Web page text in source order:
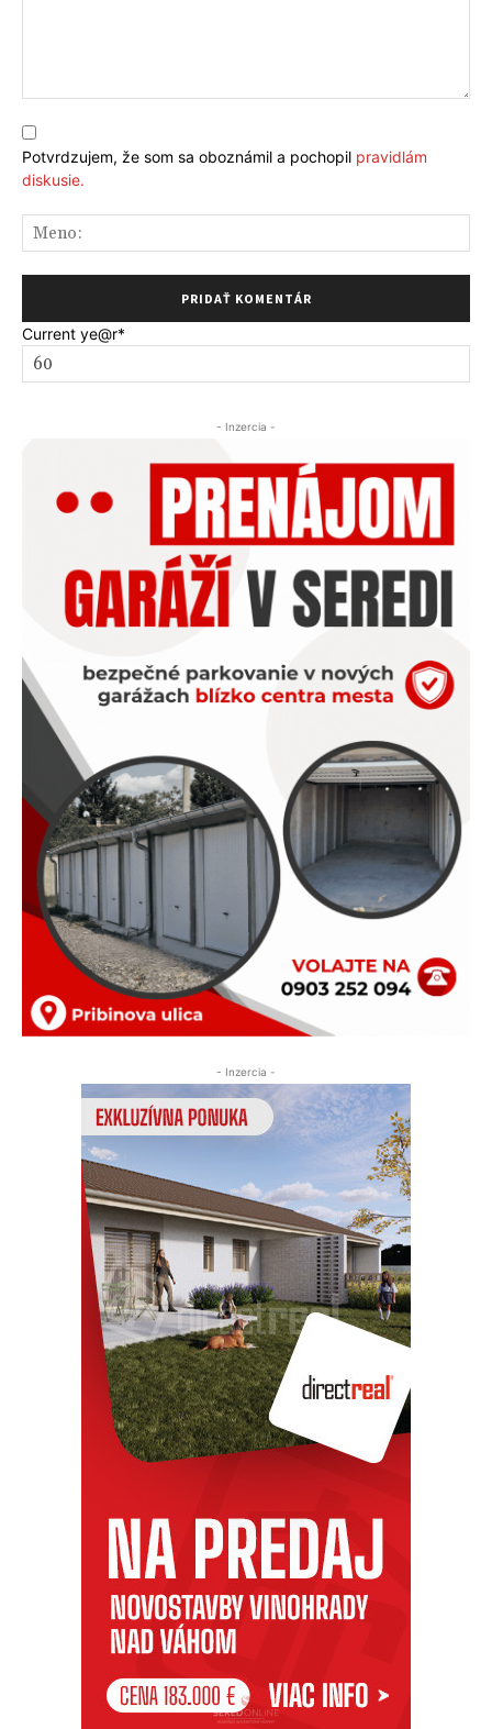
Potvrdzujem, že som sa oboznámil a pochopil pravidlám
diskusie.
Current ye@r*
- Inzercia -
- Inzercia -